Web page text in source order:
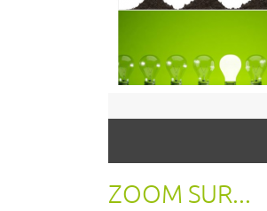
ZOOM SUR...